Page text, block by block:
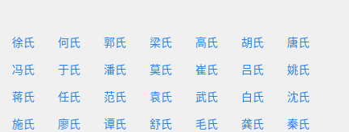
徐氏 何氏 郭氏 梁氏 高氏 胡氏 唐氏
冯氏 于氏 潘氏 莫氏 崔氏 吕氏 姚氏
蒋氏 任氏 范氏 袁氏 武氏 白氏 沈氏
施氏 廖氏 谭氏 舒氏 毛氏 龚氏 秦氏